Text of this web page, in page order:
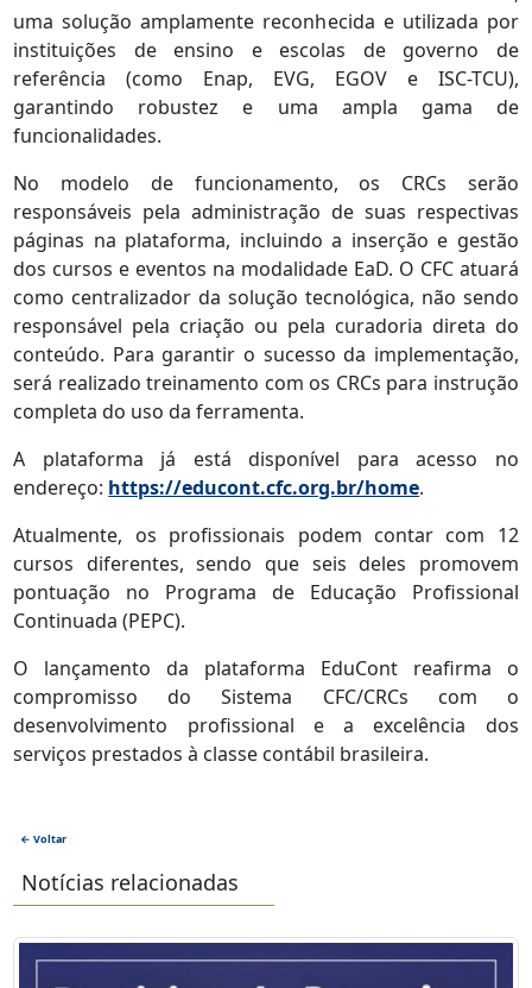
uma solução amplamente reconhecida e utilizada por
instituições de ensino e escolas de governo de
referência (como Enap, EVG, EGOV e ISC-TCU),
garantindo robustez e uma ampla gama de
funcionalidades.
No modelo de funcionamento, os CRCs serão
responsáveis pela administração de suas respectivas
páginas na plataforma, incluindo a inserção e gestão
dos cursos e eventos na modalidade EaD. O CFC atuará
como centralizador da solução tecnológica, não sendo
responsável pela criação ou pela curadoria direta do
conteúdo. Para garantir o sucesso da implementação,
será realizado treinamento com os CRCs para instrução
completa do uso da ferramenta.
A plataforma já está disponível para acesso no
endereço: https://educont.cfc.org.br/home.
Atualmente, os profissionais podem contar com 12
cursos diferentes, sendo que seis deles promovem
pontuação no Programa de Educação Profissional
Continuada (PEPC).
O lançamento da plataforma EduCont reafirma o
compromisso do Sistema CFC/CRCs com o
desenvolvimento profissional e a excelência dos
serviços prestados à classe contábil brasileira.
← Voltar
Notícias relacionadas